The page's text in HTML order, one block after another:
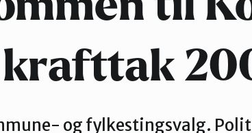
krafttak
og fylkestingsvalg.